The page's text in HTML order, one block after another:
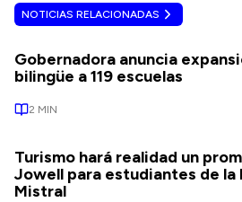
NOTICIAS RELACIONADAS
Gobernadora anuncia
bilingüe a 119 escuelas
2 MIN
Turismo hará realidad un
Jowell para estudiantes de la
Mistral